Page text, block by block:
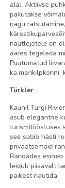
alal. Aktiivse
pakutakse
nagu
nautlejatele on
ääres tegeleda
Puutumatud
ka merikilpkonni,
Türkler
Kaunil Türgi
asub elegantne
turismitööstuses
see sobib hästi
privaatsemaid
Randades
leidub piisavalt
päikest nautida.